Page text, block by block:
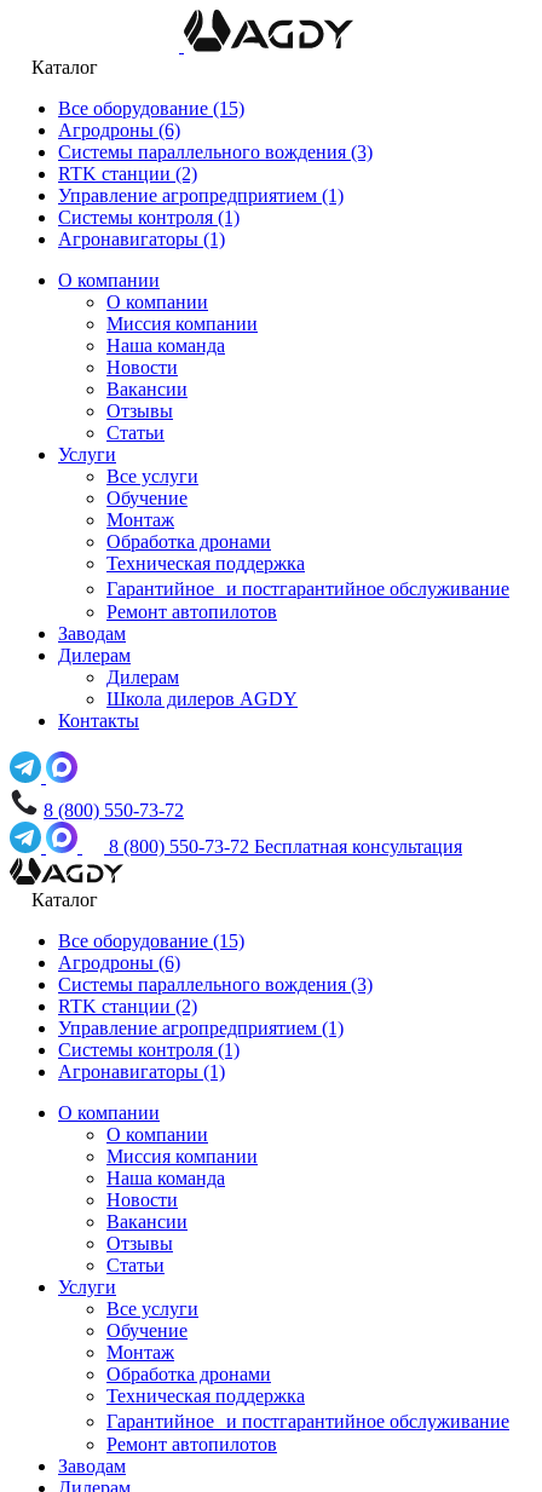
Каталог
Все оборудование (15)
Агродроны (6)
Системы параллельного вождения (3)
RTK станции (2)
Управление агропредприятием (1)
Системы контроля (1)
Агронавигаторы (1)
О компании
О компании
Миссия компании
Наша команда
Новости
Вакансии
Отзывы
Статьи
Услуги
Все услуги
Обучение
Монтаж
Обработка дронами
Техническая поддержка
Гарантийное и постгарантийное обслуживание
Ремонт автопилотов
Заводам
Дилерам
Дилерам
Школа дилеров AGDY
Контакты
8 (800) 550-73-72
8 (800) 550-73-72 Бесплатная консультация
Каталог
Все оборудование (15)
Агродроны (6)
Системы параллельного вождения (3)
RTK станции (2)
Управление агропредприятием (1)
Системы контроля (1)
Агронавигаторы (1)
О компании
О компании
Миссия компании
Наша команда
Новости
Вакансии
Отзывы
Статьи
Услуги
Все услуги
Обучение
Монтаж
Обработка дронами
Техническая поддержка
Гарантийное и постгарантийное обслуживание
Ремонт автопилотов
Заводам
Дилерам